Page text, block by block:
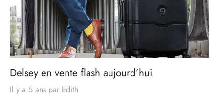
Delsey en vente flash aujourd’hui
Il y a 5 ans par Edith